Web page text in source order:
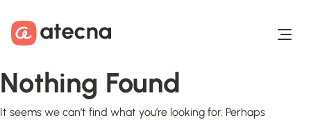
Nothing Found
It seems we can’t find what you’re looking for. Perhaps